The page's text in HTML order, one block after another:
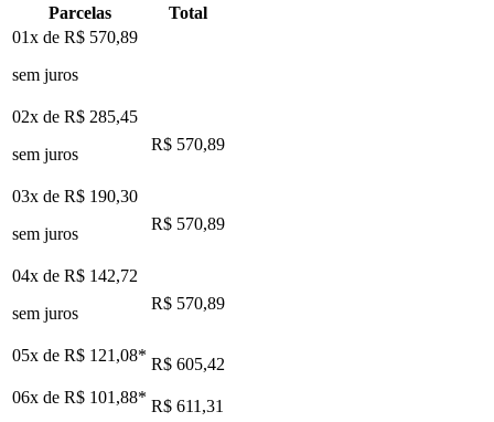
Parcelas
Total
01x de R$ 570,89
sem juros
02x de R$ 285,45
sem juros
R$ 570,89
03x de R$ 190,30
sem juros
R$ 570,89
04x de R$ 142,72
sem juros
R$ 570,89
05x de R$ 121,08* R$ 605,42
06x de R$ 101,88* R$ 611,31